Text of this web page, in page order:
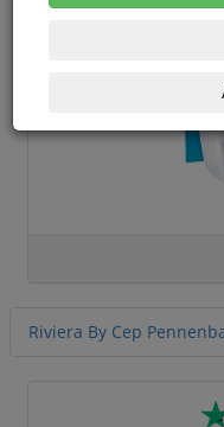
Riviera By Cep